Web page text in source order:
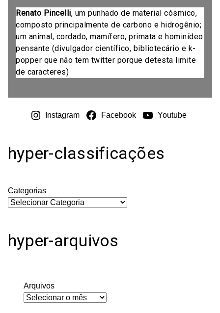
Renato Pincelli, um punhado de material cósmico,
composto principalmente de carbono e hidrogênio;
um animal, cordado, mamífero, primata e hominídeo
pensante (divulgador científico, bibliotecário e k-
popper que não tem twitter porque detesta limite
de caracteres)
Instagram Facebook Youtube
hyper-classificações
Categorias
hyper-arquivos
Arquivos